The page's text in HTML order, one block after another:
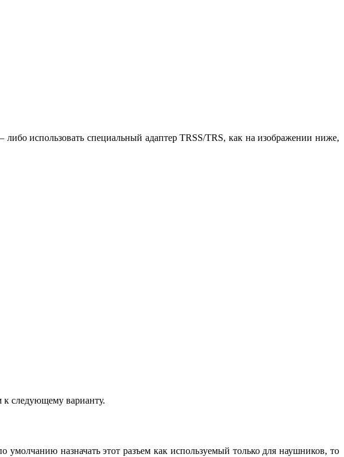
использовать специальный адаптер TRSS/TRS, как на изображении ниже,
следующему варианту.
назначать этот разъем как используемый только для наушников, то